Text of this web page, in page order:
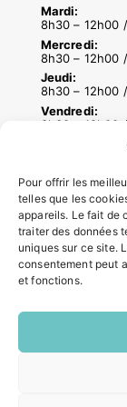
Pour offrir les
telles que les
appareils. Le fait de
traiter des données
uniques sur ce site.
consentement peut
et fonctions.
Mardi:
8h30 – 12h00
Mercredi:
8h30 – 12h00
Jeudi:
8h30 – 12h00
Vendredi:
8h30 – 12h00
ACCÉS
Contacter la
Pôle santé
Le Saucatais
Formalités
Demander un